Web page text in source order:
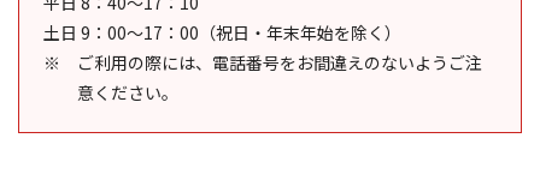
土日 9：00～17：00（祝日・年末年始を除く）
ご利用の際には、電話番号をお間違えのないようご注
意ください。